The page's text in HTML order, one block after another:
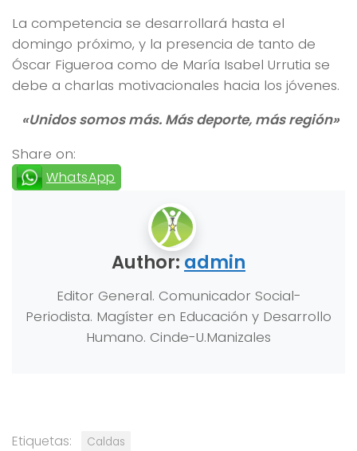
La competencia se desarrollará hasta el
domingo próximo, y la presencia de tanto de
Óscar Figueroa como de María Isabel Urrutia se
debe a charlas motivacionales hacia los jóvenes.
«Unidos somos más. Más deporte, más región»
Share on:
WhatsApp
Author:admin
Editor General. Comunicador Social-
Periodista. Magíster en Educación y Desarrollo
Humano. Cinde-U.Manizales
Etiquetas:
Caldas